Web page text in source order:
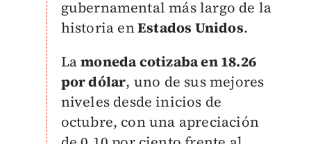
gubernamental más largo de la
historia enEstados Unidos.
Lamoneda cotizaba en 18.26
por dólar, uno de sus mejores
niveles desde inicios de
octubre, con una apreciación